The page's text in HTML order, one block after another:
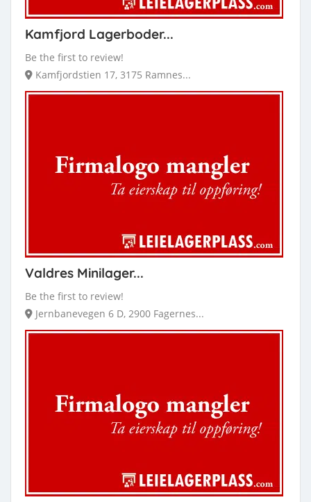
Kamfjord Lagerboder...
Be the first to review!
Kamfjordstien 17, 3175 Ramnes...
Valdres Minilager...
Be the first to review!
Jernbanevegen 6 D, 2900 Fagernes...